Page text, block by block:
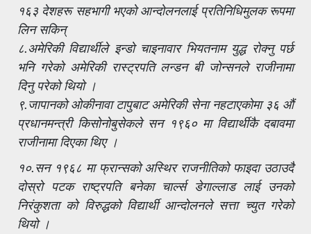
१६३ देशहरू सहभागी भएको आन्दोलनलाई प्रतिनिधिमुलक रूपमा
लिन सकिन्
८.अमेरिकी विद्यार्थीले इन्डो चाइनावार भियतनाम युद्ध रोक्नु पर्छ
भनि गरेको अमेरिकी रास्ट्रपति लन्डन बी जोन्सनले राजीनामा
दिनु परेको थियो ।
९.जापानको ओकीनावा टापुबाट अमेरिकी सेना नहटाएकोमा ३६ औं
प्रधानमन्त्री किसोनोबुसेकले सन १९६० मा विद्यार्थीकै दबावमा
राजीनामा दिएका थिए ।
१०.सन १९६८ मा फ्रान्सको अस्थिर राजनीतिको फाइदा उठाउदै
दोस्रो पटक राष्ट्रपति बनेका चार्ल्स डेगाल्लाड लाई उनको
निरंकुशता को विरुद्धको विद्यार्थी आन्दोलनले सत्ता च्युत गरेको
थियो ।